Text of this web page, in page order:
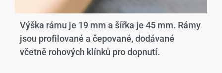
Výška rámu je 19 mm a šířka je 45 mm. Rámy
jsou profilované a čepované, dodávané
včetně rohových klínků pro dopnutí.